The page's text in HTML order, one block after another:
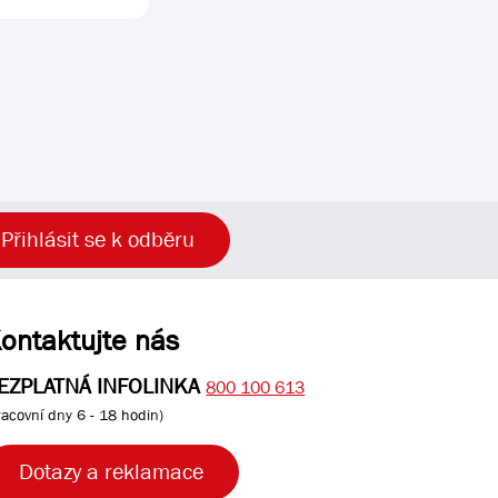
Přihlásit se k odběru
nás
INFOLINKA 800 100 613
dny 6 - 18 hodin)
Dotazy a reklamace